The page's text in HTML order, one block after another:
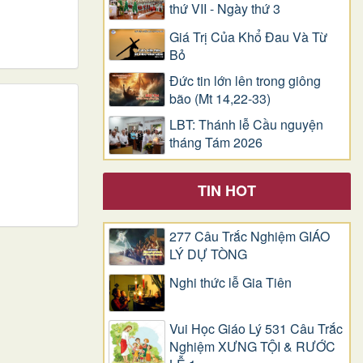
thứ VII - Ngày thứ 3
Giá Trị Của Khổ Ðau Và Từ
Bỏ
Đức tin lớn lên trong giông
bão (Mt 14,22-33)
LBT: Thánh lễ Cầu nguyện
tháng Tám 2026
TIN HOT
277 Câu Trắc Nghiệm GIÁO
LÝ DỰ TÒNG
Nghi thức lễ Gia Tiên
Vui Học Giáo Lý 531 Câu Trắc
Nghiệm XƯNG TỘI & RƯỚC